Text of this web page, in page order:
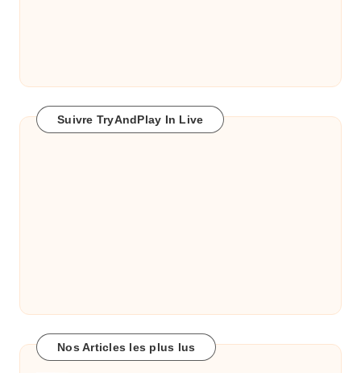
Suivre TryAndPlay In Live
Nos Articles les plus lus